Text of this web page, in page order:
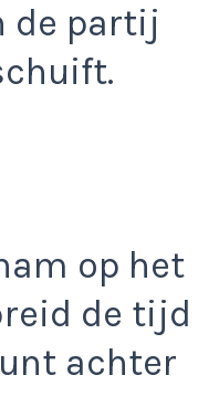
de partij
op het
de tijd
achter